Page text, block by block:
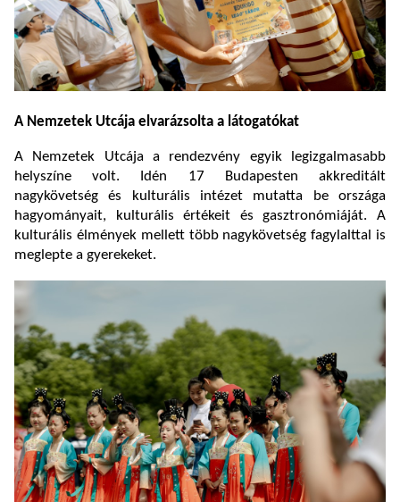
A Nemzetek Utcája elvarázsolta a látogatókat
A Nemzetek Utcája a rendezvény egyik legizgalmasabb
helyszíne volt. Idén 17 Budapesten akkreditált
nagykövetség és kulturális intézet mutatta be országa
hagyományait, kulturális értékeit és gasztronómiáját. A
kulturális élmények mellett több nagykövetség fagylalttal is
meglepte a gyerekeket.